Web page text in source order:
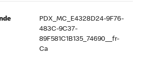
PDX_MC_E4328D24-9F76-
483C-9C37-
89F581C1B135_74690__fr-
Ca